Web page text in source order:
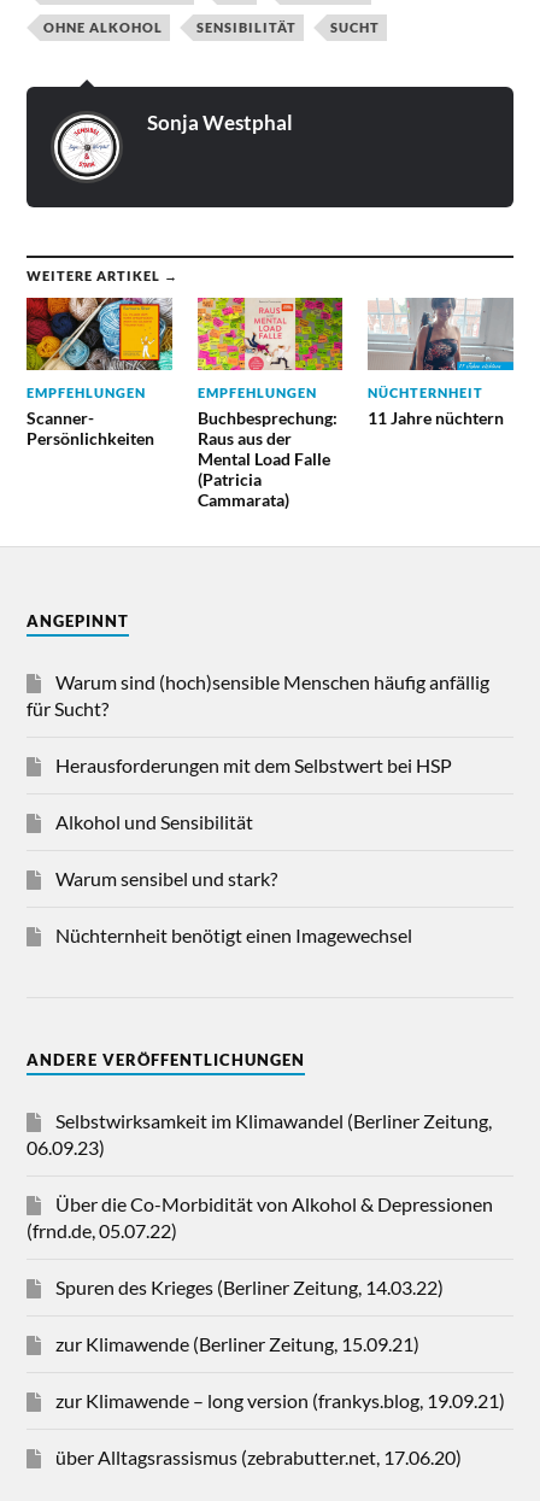
OHNE ALKOHOL SENSIBILITÄT SUCHT
Sonja Westphal
WEITERE ARTIKEL →
EMPFEHLUNGEN
Scanner-
Persönlichkeiten
EMPFEHLUNGEN
Buchbesprechung:
Raus aus der
Mental Load Falle
(Patricia
Cammarata)
NÜCHTERNHEIT
11 Jahre nüchtern
ANGEPINNT
Warum sind (hoch)sensible Menschen häufig anfällig
für Sucht?
Herausforderungen mit dem Selbstwert bei HSP
Alkohol und Sensibilität
Warum sensibel und stark?
Nüchternheit benötigt einen Imagewechsel
ANDERE VERÖFFENTLICHUNGEN
Selbstwirksamkeit im Klimawandel (Berliner Zeitung,
06.09.23)
Über die Co-Morbidität von Alkohol & Depressionen
(frnd.de, 05.07.22)
Spuren des Krieges (Berliner Zeitung, 14.03.22)
zur Klimawende (Berliner Zeitung, 15.09.21)
zur Klimawende – long version (frankys.blog, 19.09.21)
über Alltagsrassismus (zebrabutter.net, 17.06.20)